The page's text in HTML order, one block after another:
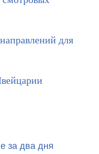
для
за два дня